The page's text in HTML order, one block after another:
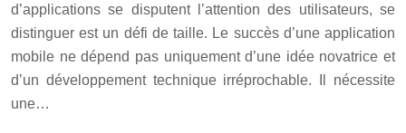
d’applications se disputent l’attention des utilisateurs, se
distinguer est un défi de taille. Le succès d’une application
mobile ne dépend pas uniquement d’une idée novatrice et
d’un développement technique irréprochable. Il nécessite
une…